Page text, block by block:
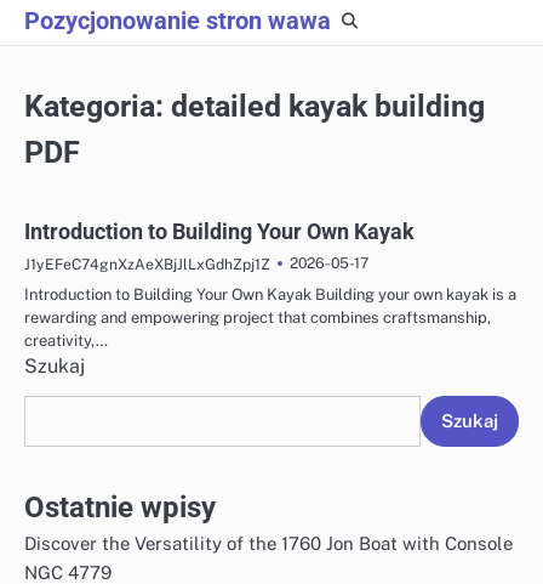
Skip
to
Pozycjonowanie stron wawa
Kategoria: detailed kayak building
PDF
Introduction to Building Your Own Kayak
J1yEFeC74gnXzAeXBjJlLxGdhZpj1Z
2026-05-17
Introduction to Building Your Own Kayak Building your own kayak is a
rewarding and empowering project that combines craftsmanship,
creativity,…
Szukaj
Szukaj
Ostatnie wpisy
Discover the Versatility of the 1760 Jon Boat with Console
NGC 4779